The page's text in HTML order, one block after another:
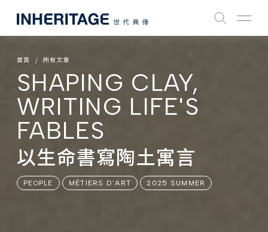
首頁 所有文章
SHAPING CLAY,
WRITING LIFE'S
FABLES
以生命書寫陶土寓言
PEOPLE MÉTIERS D'ART 2025 SUMMER